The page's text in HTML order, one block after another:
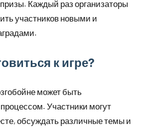
Каждый раз организаторы
участников новыми и
к игре?
может быть
Участники могут
обсуждать различные темы и